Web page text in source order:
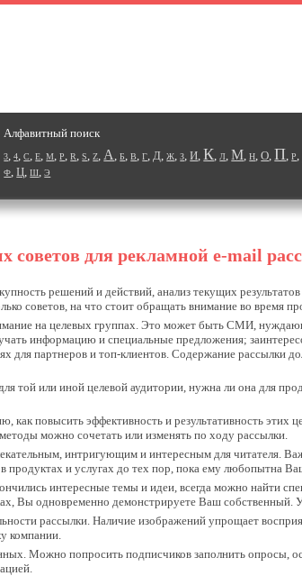
Алфавитный поиск
3,4,C,E,M,P,R,S,Z,А,Б,В,Г,Д,Ж,З,И,К,Л,М,Н,О,П,Р,
Ф,Ц,Ш,Э
советов для рекламной e-mail
решений и действий, анализ текущих
советов, на что стоит обращать внимание во время
на целевых группах. Это может быть СМИ,
информацию и специальные предложения;
для партнеров и топ-клиентов. Содержание
той или иной целевой аудитории, нужна ли она для
как повысить эффективность и результативность
можно сочетать или изменять по ходу рассылки.
интригующим и интересным для читателя.
продуктах и услугах до тех пор, пока ему любопытна
интересные темы и идеи, всегда можно найти
Вы одновременно демонстрируете Ваш собственный.
рассылки. Наличие изображений упрощает
компании.
Можно попросить подписчиков заполнить опросы,